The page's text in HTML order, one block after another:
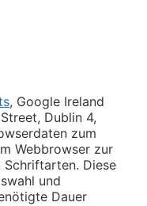
, Google Ireland
Dublin 4,
zum
Webbrowser zur
Diese
und
Dauer